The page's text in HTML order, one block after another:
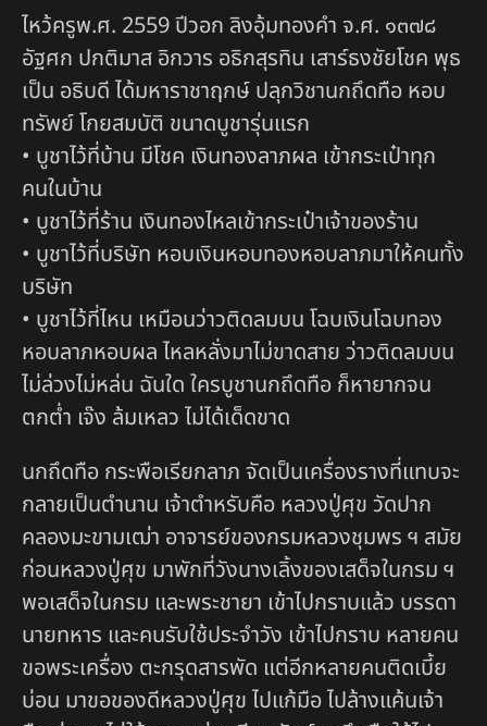
ไหว้ครูพ.ศ. 2559 ปีวอก ลิงอุ้มทองคำ จ.ศ. ๑๓๗๘
อัฐศก ปกติมาส อิกวาร อธิกสุรทิน เสาร์ธงชัยโชค พุธ
เป็น อธิบดี ได้มหาราชาฤกษ์ ปลุกวิชานกถึดทือ หอบ
ทรัพย์ โกยสมบัติ ขนาดบูชารุ่นแรก
• บูชาไว้ที่บ้าน มีโชค เงินทองลาภผล เข้ากระเป๋าทุก
คนในบ้าน
• บูชาไว้ที่ร้าน เงินทองไหลเข้ากระเป๋าเจ้าของร้าน
• บูชาไว้ที่บริษัท หอบเงินหอบทองหอบลาภมาให้คนทั้ง
บริษัท
• บูชาไว้ที่ไหน เหมือนว่าวติดลมบน โฉบเงินโฉบทอง
หอบลาภหอบผล ไหลหลั่งมาไม่ขาดสาย ว่าวติดลมบน
ไม่ล่วงไม่หล่น ฉันใด ใครบูชานกถึดทือ ก็หายากจน
ตกต่ำ เจ๊ง ล้มเหลว ไม่ได้เด็ดขาด
นกถึดทือ กระพือเรียกลาภ จัดเป็นเครื่องรางที่แทบจะ
กลายเป็นตำนาน เจ้าตำหรับคือ หลวงปู่ศุข วัดปาก
คลองมะขามเฒ่า อาจารย์ของกรมหลวงชุมพร ฯ สมัย
ก่อนหลวงปู่ศุข มาพักที่วังนางเลิ้งของเสด็จในกรม ฯ
พอเสด็จในกรม และพระชายา เข้าไปกราบแล้ว บรรดา
นายทหาร และคนรับใช้ประจำวัง เข้าไปกราบ หลายคน
ขอพระเครื่อง ตะกรุดสารพัด แต่อีกหลายคนติดเบี้ย
บ่อน มาขอของดีหลวงปู่ศุข ไปแก้มือ ไปล้างแค้นเจ้า